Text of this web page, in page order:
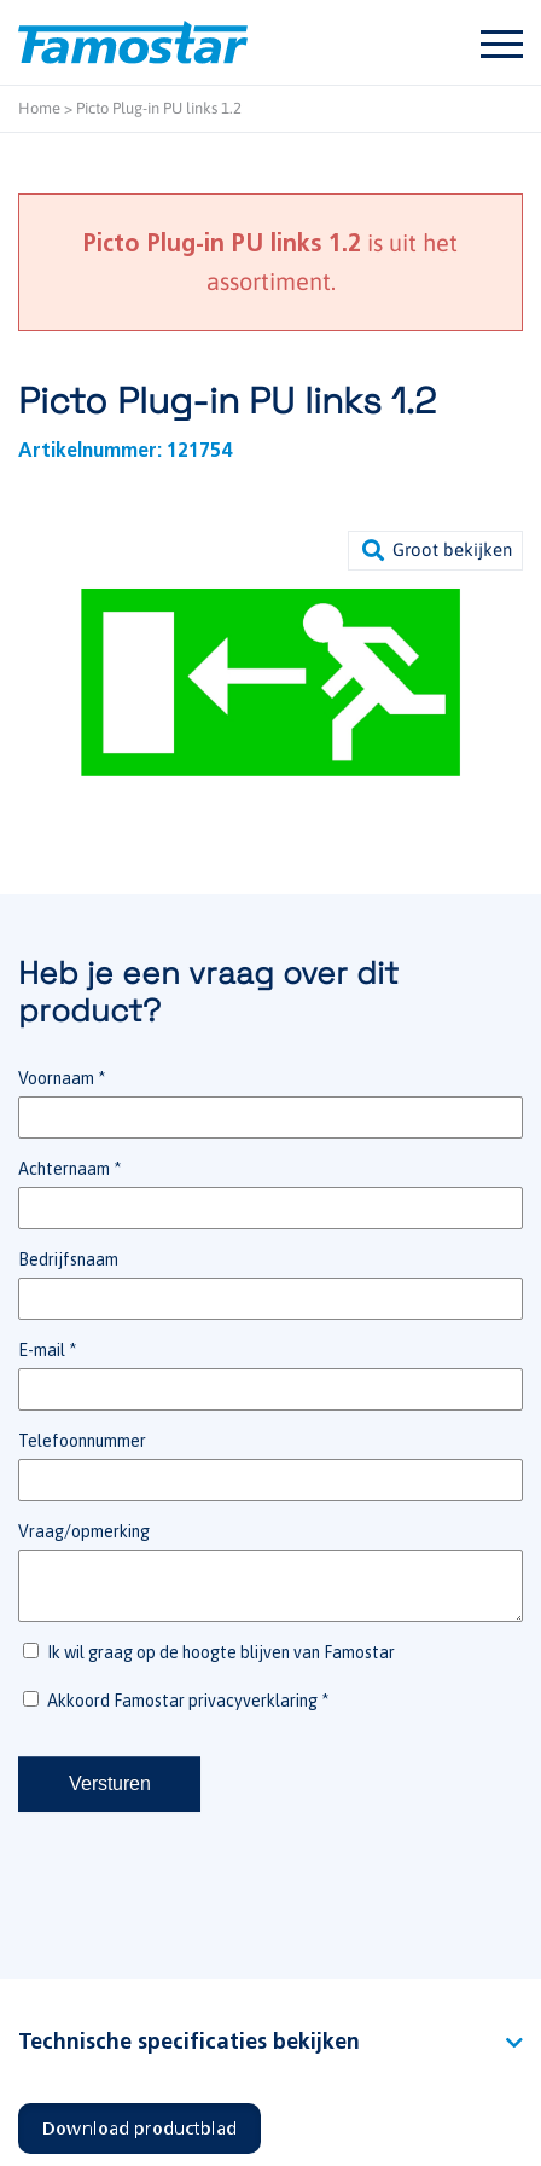
content
Home > Picto Plug-in PU links 1.2
Picto Plug-in PU links 1.2 is uit het
assortiment.
Picto Plug-in PU links 1.2
Artikelnummer: 121754
Heb je een vraag over dit
product?
Technische specificaties bekijken
Artikelnummer 121754
Download productblad